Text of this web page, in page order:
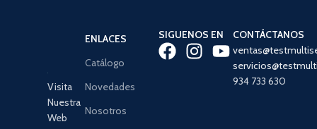
Visita
Nuestra
Web
ENLACES
Catálogo
Novedades
Nosotros
SIGUENOS EN
CONTÁCTANOS
934 733 630